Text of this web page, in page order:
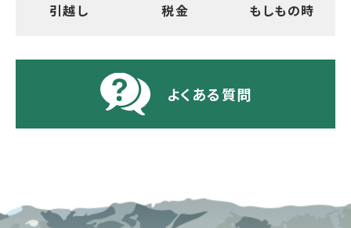
引越し 税金 もしもの時
よくある質問